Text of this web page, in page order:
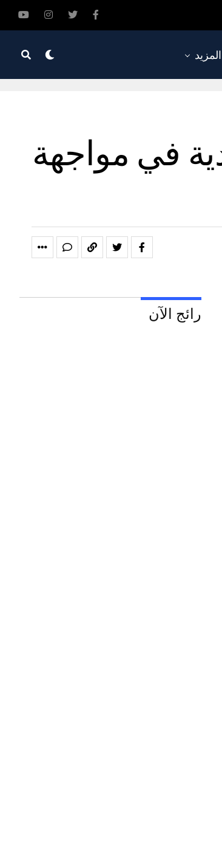
المزيد
في مواجهة
رائج الآن